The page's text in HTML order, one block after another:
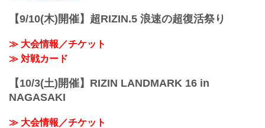
【9/10(木)開催】超RIZIN.5 浪速の超復活祭り
≫ 大会情報／チケット
≫ 対戦カード
【10/3(土)開催】RIZIN LANDMARK 16 in
NAGASAKI
≫ 大会情報／チケット